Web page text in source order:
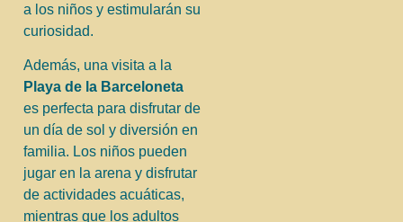
a los niños y estimularán su
curiosidad.
Además, una visita a la
Playa de la Barceloneta
es perfecta para disfrutar de
un día de sol y diversión en
familia. Los niños pueden
jugar en la arena y disfrutar
de actividades acuáticas,
mientras que los adultos